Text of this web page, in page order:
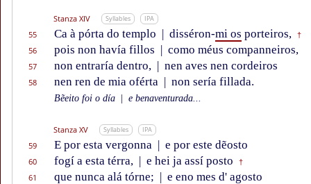
Stanza XIV Syllables IPA
55 Ca à pórta do templo | disséron-mi os porteiros, †
56 pois non havía fillos | como méus companneiros,
57 non entraría dentro, | nen aves nen cordeiros
58 nen ren de mia oférta | non sería fillada.
Bẽeito foi o día e benaventurada...
Stanza XV Syllables IPA
59 E por esta vergonna | e por este dẽosto
60 fogí a esta térra, | e hei ja assí posto †
61 que nunca alá tórne; | e eno mes d' agosto